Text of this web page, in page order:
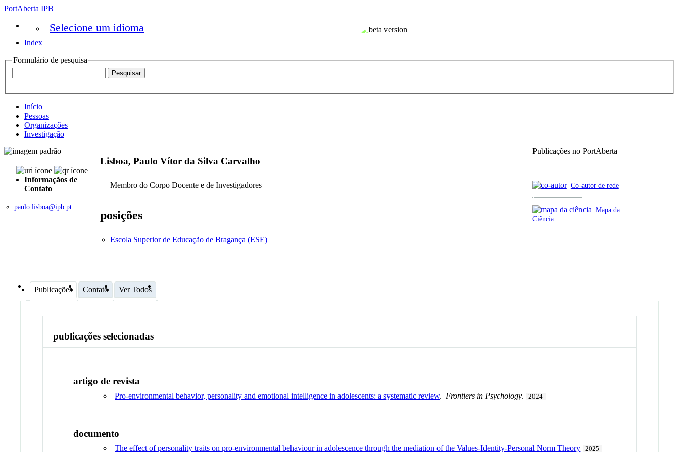
PortAberta IPB
Selecione um idioma
Index
Formulário de pesquisa
Início
Pessoas
Organizações
Investigação
Informaçãos de
Contato
paulo.lisboa@ipb.pt
Publicações no PortAberta
Co-autor de rede
Mapa da
Ciência
Lisboa, Paulo Vítor da Silva Carvalho
Membro do Corpo Docente e de Investigadores
posições
Escola Superior de Educação de Bragança (ESE)
Publicações Contato Ver Todos
publicações selecionadas
artigo de revista
Pro-environmental behavior, personality and emotional intelligence in adolescents: a systematic review. Frontiers in Psychology. 2024
documento
The effect of personality traits on pro-environmental behaviour in adolescence through the mediation of the Values-Identity-Personal Norm Theory 2025